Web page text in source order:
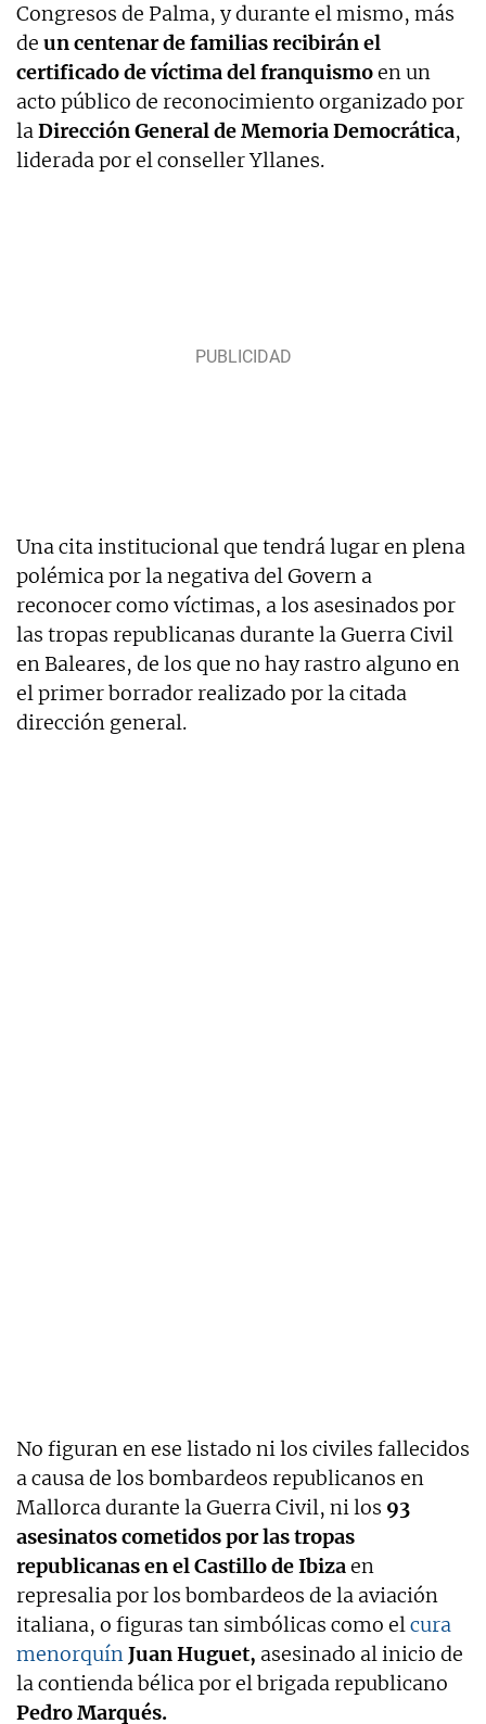
Congresos de Palma, y durante el mismo, más
de un centenar de familias recibirán el
certificado de víctima del franquismoen un
acto público de reconocimiento organizado por
laDirección General de Memoria Democrática,
liderada por el conseller Yllanes.
Una cita institucional que tendrá lugar en plena
polémica por la negativa del Govern a
reconocer como víctimas, a los asesinados por
las tropas republicanas durante la Guerra Civil
en Baleares, de los que no hay rastro alguno en
el primer borrador realizado por la citada
dirección general.
No figuran en ese listado ni los civiles fallecidos
a causa de los bombardeos republicanos en
Mallorca durante la Guerra Civil, ni los 93
asesinatos cometidos por las tropas
republicanas en el Castillo de Ibizaen
represalia por los bombardeos de la aviación
italiana, o figuras tan simbólicas como elcura
menorquínJuan Huguet, asesinado al inicio de
la contienda bélica por el brigada republicano
Pedro Marqués.